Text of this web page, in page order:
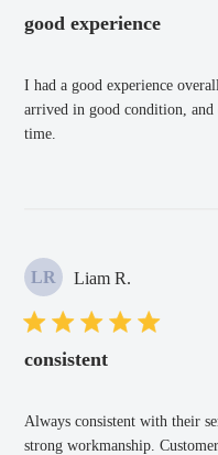
good experience
I had a good experience
arrived in good condition, and
time.
LR Liam R.
consistent
Always consistent with their
strong workmanship.